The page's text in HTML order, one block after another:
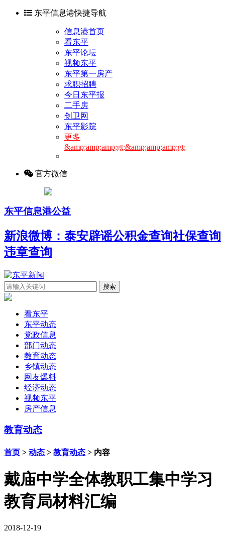
东平信息港快捷导航
信息港首页
看东平
东平论坛
视频东平
东平第一房产
求职招聘
今日东平报
二手房
创卫网
东平影院
更多
&amp;amp;amp;gt;&amp;amp;amp;gt;
官方微信
东平信息港公益
新浪微博：泰安辟谣公积金查询社保查询
违章查询
看东平
东平动态
党政信息
部门动态
教育动态
乡镇动态
网友爆料
经济动态
视频东平
房产信息
教育动态
首页 > 动态 > 教育动态 > 内容
戴庙中学全体教职工集中学习
教育局材料汇编
2018-12-19